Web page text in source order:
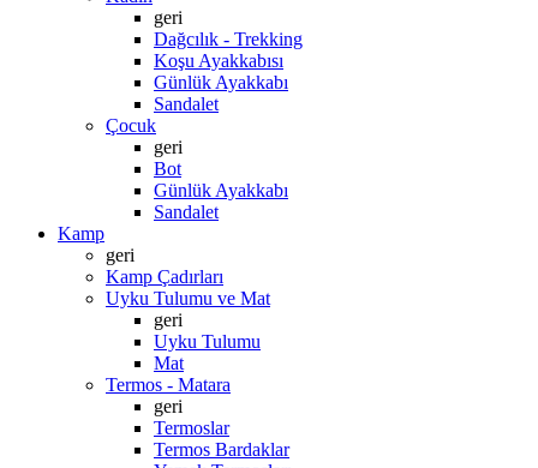
geri
Dağcılık - Trekking
Koşu Ayakkabısı
Günlük Ayakkabı
Sandalet
Çocuk
geri
Bot
Günlük Ayakkabı
Sandalet
Kamp
geri
Kamp Çadırları
Uyku Tulumu ve Mat
geri
Uyku Tulumu
Mat
Termos - Matara
geri
Termoslar
Termos Bardaklar